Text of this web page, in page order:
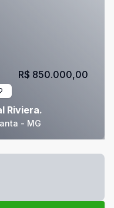
Riviera.
- MG
R$ 850.000,00